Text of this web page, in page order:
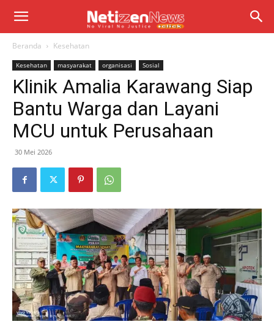
Beranda Kesehatan
Kesehatan masyarakat organisasi Sosial
Klinik Amalia Karawang Siap
Bantu Warga dan Layani
MCU untuk Perusahaan
30 Mei 2026